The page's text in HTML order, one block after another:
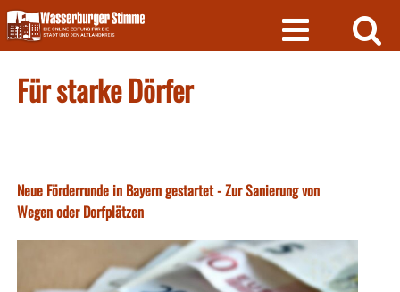
Skip
to
content
Für starke Dörfer
Neue Förderrunde in Bayern gestartet - Zur Sanierung von
Wegen oder Dorfplätzen